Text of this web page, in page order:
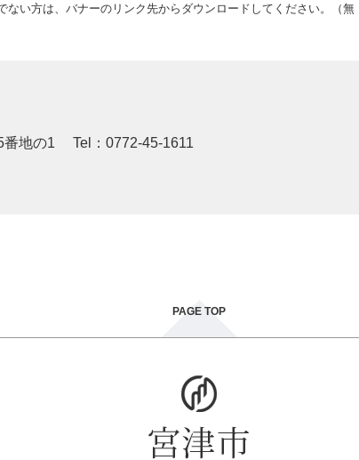
ない方は、バナーのリンク先からダウンロードしてください。（無
番地の1 Tel：0772-45-1611
PAGE TOP